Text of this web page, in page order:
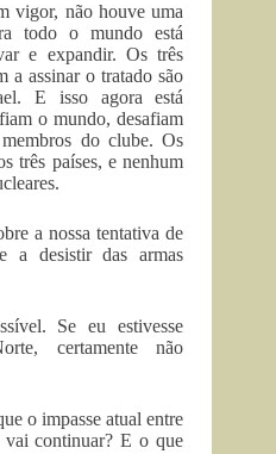
vigor, não houve uma
todo o mundo está
e expandir. Os três
a assinar o tratado são
E isso agora está
o mundo, desafiam
do clube. Os
três países, e nenhum
a nossa tentativa de
a desistir das armas
Se eu estivesse
certamente não
o impasse atual entre
continuar? E o que